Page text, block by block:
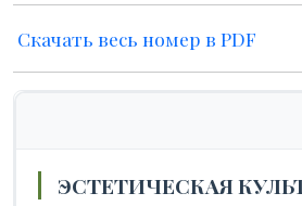
Скачать весь номер в PDF
ЭСТЕТИЧЕСКАЯ